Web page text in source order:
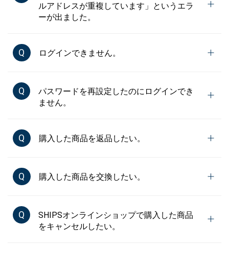
ルアドレスが重複しています」というエラ
ーが出ました。
Q ログインできません。
Q
パスワードを再設定したのにログインでき
ません。
Q 購入した商品を返品したい。
Q 購入した商品を交換したい。
Q
SHIPSオンラインショップで購入した商品
をキャンセルしたい。